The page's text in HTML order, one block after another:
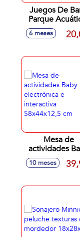
Juegos De
Parque
Pulpo Que
Transforma
Verterla.
6 meses
Mesa de
actividades
Park
interactiva
10 meses